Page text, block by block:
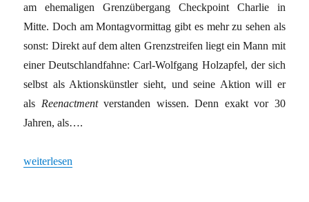
am ehemaligen Grenzübergang Checkpoint Charlie in
Mitte. Doch am Montagvormittag gibt es mehr zu sehen als
sonst: Direkt auf dem alten Grenzstreifen liegt ein Mann mit
einer Deutschlandfahne: Carl-Wolfgang Holzapfel, der sich
selbst als Aktionskünstler sieht, und seine Aktion will er
als Reenactmentverstanden wissen. Denn exakt vor 30
Jahren, als….
„Eine ziemlich gestrige Veranstaltung“
weiterlesen